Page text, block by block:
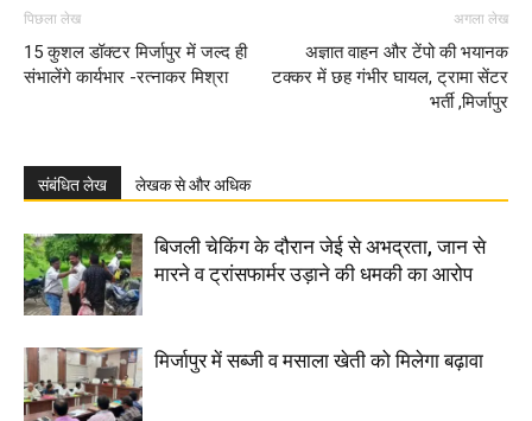
पिछला लेख
15 कुशल डॉक्टर मिर्जापुर में जल्द ही
संभालेंगे कार्यभार -रत्नाकर मिश्रा
अगला लेख
अज्ञात वाहन और टेंपो की भयानक
टक्कर में छह गंभीर घायल, ट्रामा सेंटर
भर्ती ,मिर्जापुर
संबंधित लेख लेखक से और अधिक
बिजली चेकिंग के दौरान जेई से अभद्रता, जान से
मारने व ट्रांसफार्मर उड़ाने की धमकी का आरोप
मिर्जापुर में सब्जी व मसाला खेती को मिलेगा बढ़ावा